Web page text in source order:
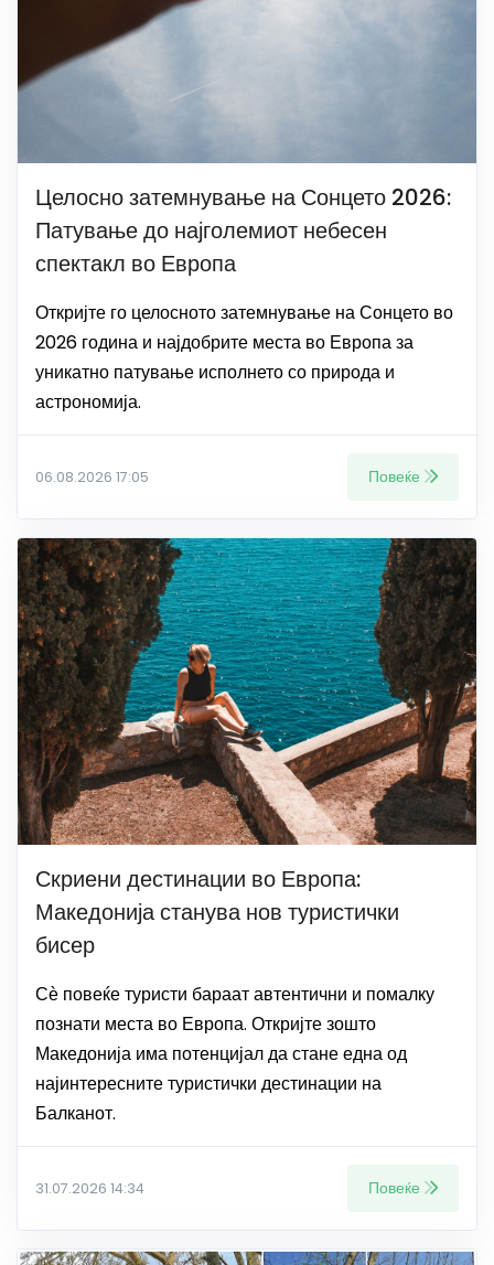
Целосно затемнување на Сонцето 2026:
Патување до најголемиот небесен
спектакл во Европа
Откријте го целосното затемнување на Сонцето во
2026 година и најдобрите места во Европа за
уникатно патување исполнето со природа и
астрономија.
06.08.2026 17:05 Повеќе
Скриени дестинации во Европа:
Македонија станува нов туристички
бисер
Сѐ повеќе туристи бараат автентични и помалку
познати места во Европа. Откријте зошто
Македонија има потенцијал да стане една од
најинтересните туристички дестинации на
Балканот.
31.07.2026 14:34 Повеќе